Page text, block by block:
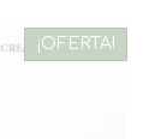
¡OFERTA!